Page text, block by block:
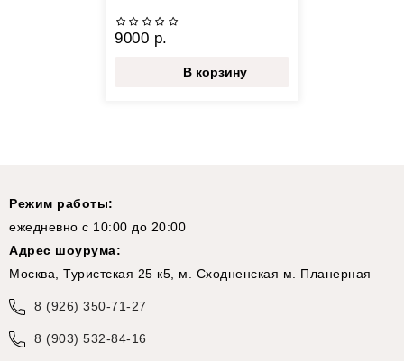
9000 р.
В корзину
Режим работы:
ежедневно с 10:00 до 20:00
Адрес шоурума:
Москва, Туристская 25 к5, м. Сходненская м. Планерная
8 (926) 350-71-27
8 (903) 532-84-16